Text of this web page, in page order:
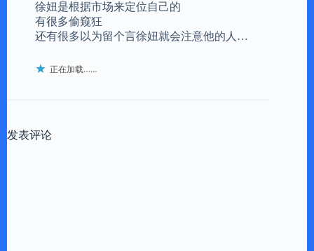
徐妞是根据市场来定位自己的
有很多偷窥狂
还有很多以为留个言徐妞就会注意他的人…
正在加载……
发表评论